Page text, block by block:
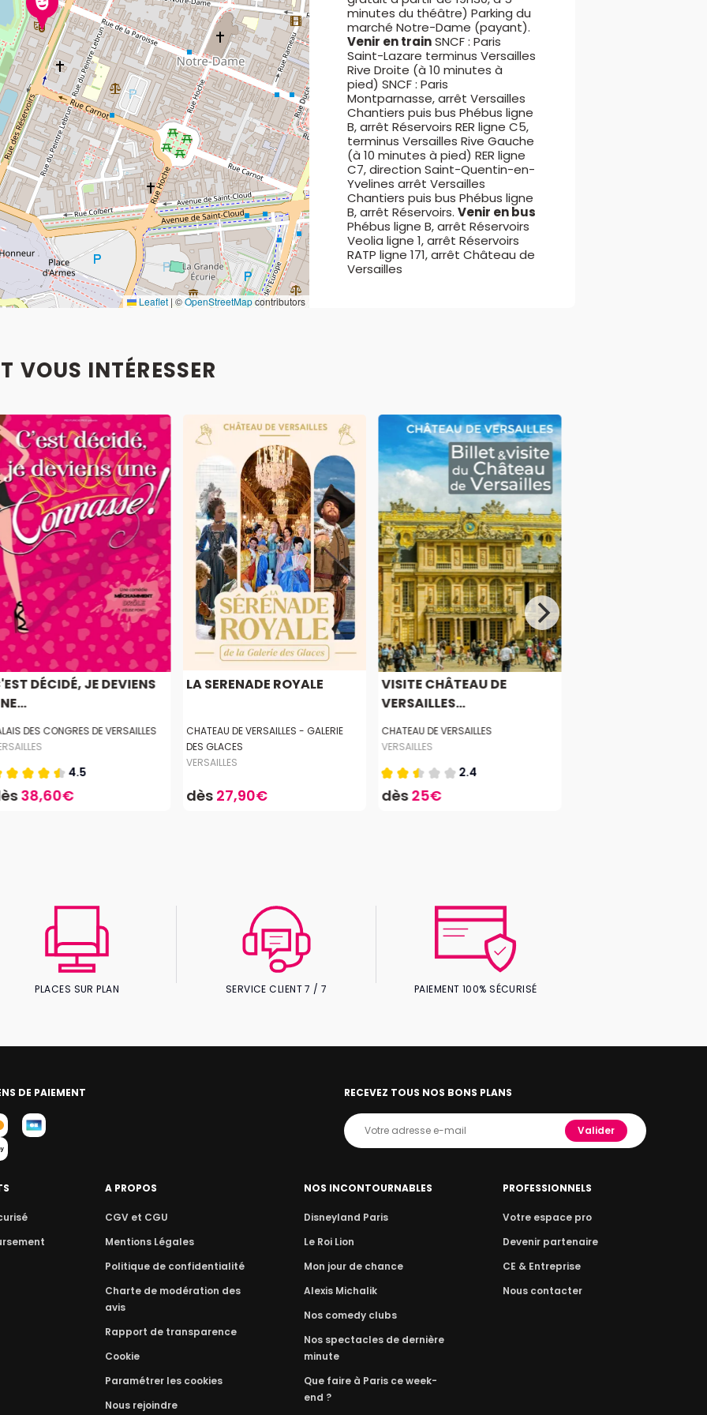
Leaflet | ©OpenStreetMapcontributors
minutes du théâtre) Parking du
marché Notre-Dame (payant).
Venir en trainSNCF : Paris
Saint-Lazare terminus Versailles
Rive Droite (à 10 minutes à
pied) SNCF : Paris
Montparnasse, arrêt Versailles
Chantiers puis bus Phébus ligne
B, arrêt Réservoirs RER ligne C5,
terminus Versailles Rive Gauche
(à 10 minutes à pied) RER ligne
C7, direction Saint-Quentin-en-
Yvelines arrêt Versailles
Chantiers puis bus Phébus ligne
B, arrêt Réservoirs.Venir en bus
Phébus ligne B, arrêt Réservoirs
Veolia ligne 1, arrêt Réservoirs
RATP ligne 171, arrêt Château de
Versailles
VOUS INTÉRESSER
DÉCIDÉ, JE DEVIENS
DES CONGRES DE VERSAILLES
4.5
38,60€
LA SERENADE ROYALE
CHATEAU DE VERSAILLES - GALERIE
DES GLACES
VERSAILLES
dès 27,90€
VISITE CHÂTEAU DE
VERSAILLES...
CHATEAU DE VERSAILLES
VERSAILLES
2.4
dès25€
PLACES SUR PLAN SERVICE CLIENT 7 / 7 PAIEMENT 100% SÉCURISÉ
DE PAIEMENT RECEVEZ TOUS NOS BONS PLANS
Valider
A PROPOS
CGV et CGU
Mentions Légales
Politique de confidentialité
Charte de modération des
avis
Rapport de transparence
Cookie
Paramétrer les cookies
Nous rejoindre
NOS INCONTOURNABLES
Disneyland Paris
Le Roi Lion
Mon jour de chance
Alexis Michalik
Nos comedy clubs
Nos spectacles de dernière
minute
Que faire à Paris ce week-
end ?
PROFESSIONNELS
Votre espace pro
Devenir partenaire
CE & Entreprise
Nous contacter